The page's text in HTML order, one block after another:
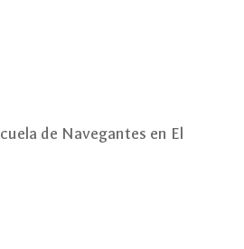
de Navegantes en El